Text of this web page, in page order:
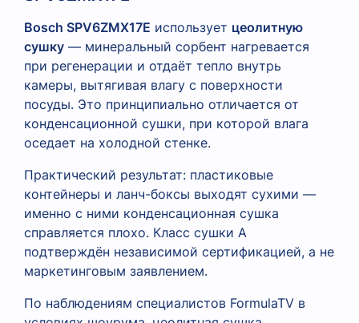
Bosch SPV6ZMX17E использует цеолитную
сушку — минеральный сорбент нагревается
при регенерации и отдаёт тепло внутрь
камеры, вытягивая влагу с поверхности
посуды. Это принципиально отличается от
конденсационной сушки, при которой влага
оседает на холодной стенке.
Практический результат: пластиковые
контейнеры и ланч-боксы выходят сухими —
именно с ними конденсационная сушка
справляется плохо. Класс сушки А
подтверждён независимой сертификацией, а не
маркетинговым заявлением.
По наблюдениям специалистов FormulaTV в